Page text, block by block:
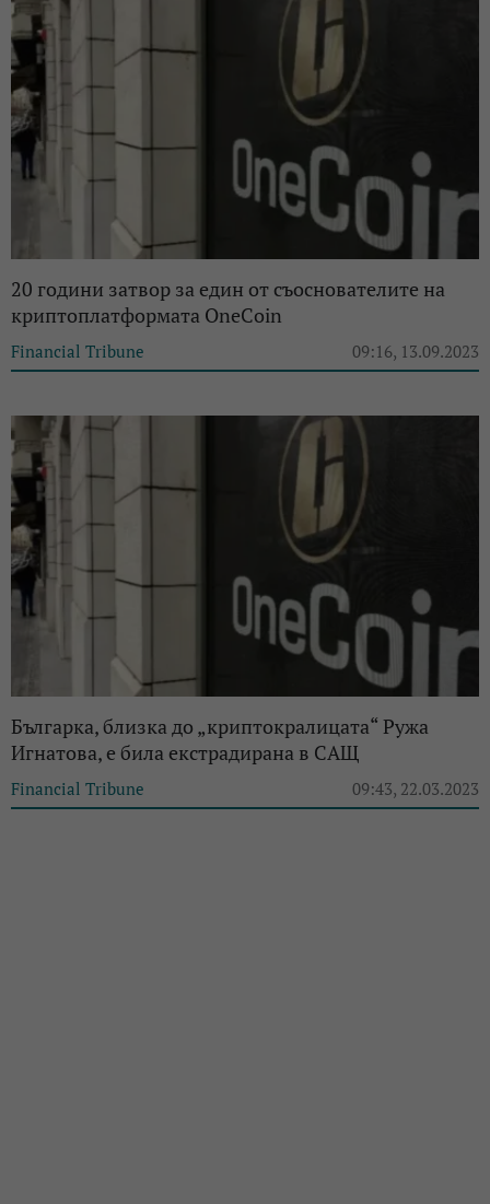
20 години затвор за един от съоснователите на
криптоплатформата OneCoin
Financial Tribune 09:16, 13.09.2023
Българка, близка до „криптокралицата“ Ружа
Игнатова, е била екстрадирана в САЩ
Financial Tribune 09:43, 22.03.2023